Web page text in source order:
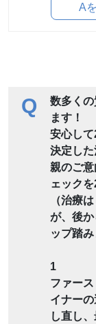
A
Q
数多く
ます！
安心して
決定し
親のご
ェックを
（治療
が、後
ップ踏み
1
ファー
イナー
し直し